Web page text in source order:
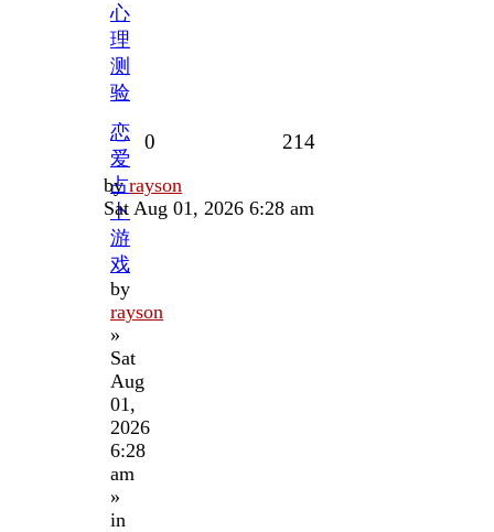
心
理
测
验
恋
爱
占
卜
游
戏
by
rayson
»
Sat
Aug
01,
2026
6:28
am
»
in
0 214Views
Last
post
byrayson
Sat Aug 01, 2026 6:28 am